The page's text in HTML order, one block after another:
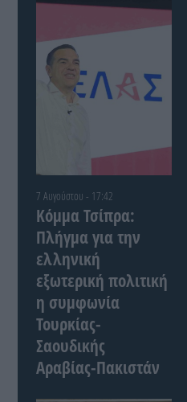
7 Αυγούστου - 17:42
Κόμμα Τσίπρα:
Πλήγμα για την
ελληνική
εξωτερική πολιτική
η συμφωνία
Τουρκίας-
Σαουδικής
Αραβίας-Πακιστάν